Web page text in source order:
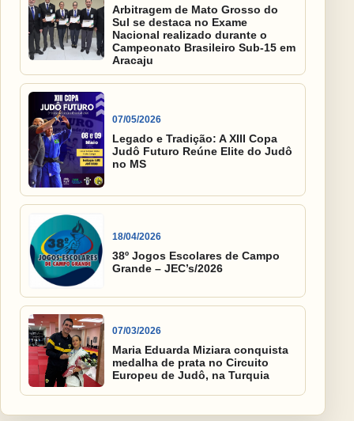
Arbitragem de Mato Grosso do
Sul se destaca no Exame
Nacional realizado durante o
Campeonato Brasileiro Sub-15 em
Aracaju
07/05/2026
Legado e Tradição: A XIII Copa
Judô Futuro Reúne Elite do Judô
no MS
18/04/2026
38º Jogos Escolares de Campo
Grande – JEC’s/2026
07/03/2026
Maria Eduarda Miziara conquista
medalha de prata no Circuito
Europeu de Judô, na Turquia